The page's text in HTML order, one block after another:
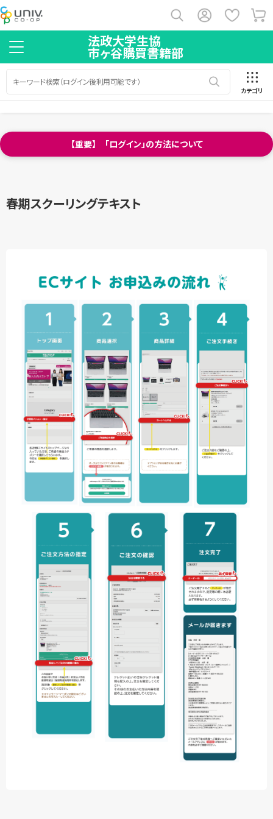
法政大学生協
市ヶ谷購買書籍部
カテゴリ
【重要】 「ログイン」の方法について
春期スクーリングテキスト